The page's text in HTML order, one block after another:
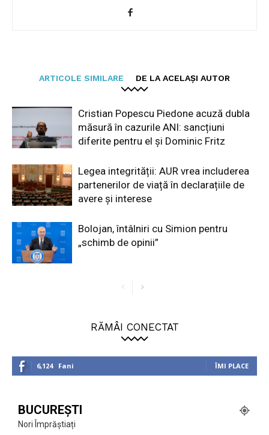
ARTICOLE SIMILARE DE LA ACELAȘI AUTOR
Cristian Popescu Piedone acuză dubla
măsură în cazurile ANI: sancțiuni
diferite pentru el și Dominic Fritz
Legea integrității: AUR vrea includerea
partenerilor de viață în declarațiile de
avere și interese
Bolojan, întâlniri cu Simion pentru
„schimb de opinii”
RĂMÂI CONECTAT
6,124 Fani ÎMI PLACE
BUCUREȘTI
Nori Împrăștiați